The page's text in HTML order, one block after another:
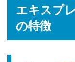
エキスプ
の特徴